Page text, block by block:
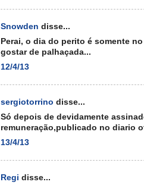
Snowden disse...
Perai, o dia do perito é somente
gostar de palhaçada...
12/4/13
sergiotorrino disse...
Só depois de devidamente
remuneração,publicado no diario
13/4/13
Regi disse...